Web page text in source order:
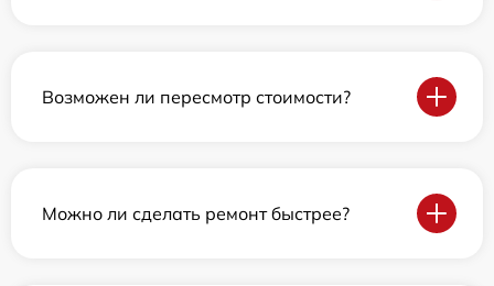
Возможен ли пересмотр стоимости?
Можно ли сделать ремонт быстрее?